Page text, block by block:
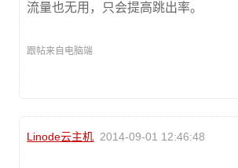
流量也无用，只会提高跳出率。
跟帖来自电脑端
Linode云主机 2014-09-01 12:46:48